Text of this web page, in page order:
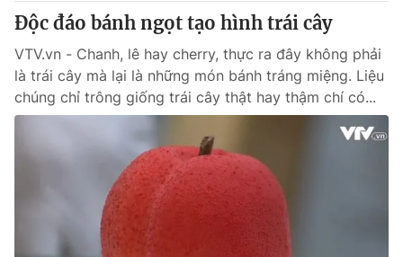
Góc doanh nghiệp
Truyền hình
Phim VTV
Hậu trường
Giải trí
Điện ảnh
Âm nhạc
Chất lượng cuộc sống
Học trực tuyến
Công nghệ
Độc đáo bánh ngọt tạo hình trái cây
VTV.vn - Chanh, lê hay cherry, thực ra đây không phải
là trái cây mà lại là những món bánh tráng miệng. Liệu
chúng chỉ trông giống trái cây thật hay thậm chí có...